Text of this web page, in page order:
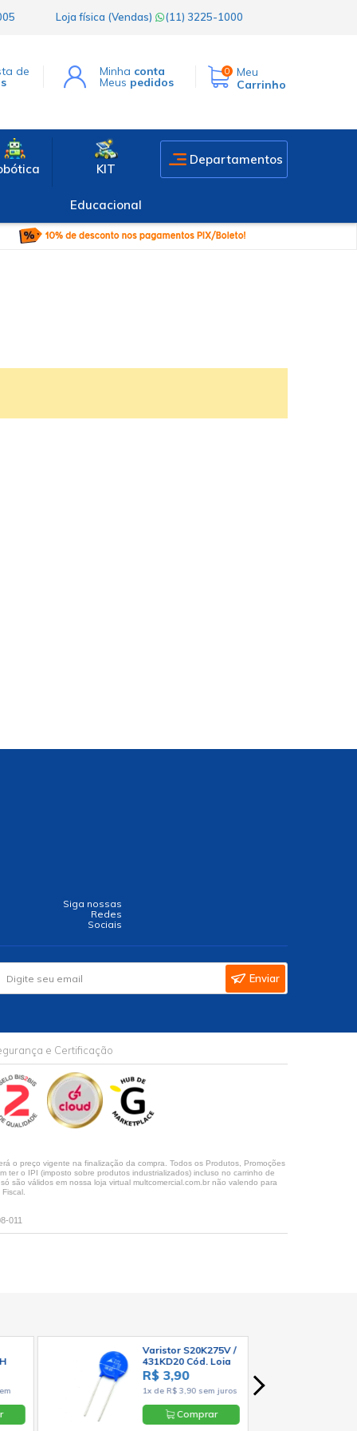
Loja física (Vendas) (11) 3225-1000
de Minha conta
Meus pedidos
0
Meu
Carrinho
KIT
Educacional
Departamentos
Siga nossas
Redes
Sociais
Enviar
e Certificação
o preço vigente na finalização da compra. Todos os Produtos, Promoções
ter o IPI (imposto sobre produtos industrializados) incluso no carrinho de
são válidos em nossa loja virtual multcomercial.com.br não valendo para
011
Varistor S20K275V /
431KD20 Cód. Loja
1371
R$ 3,90
1x de R$ 3,90 sem juros
Comprar